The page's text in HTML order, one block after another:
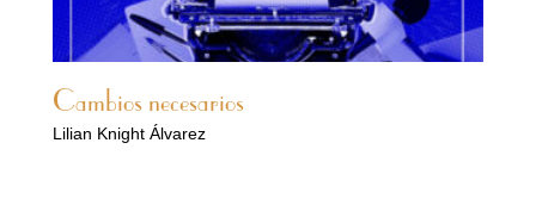
Cambios necesarios
Lilian Knight Álvarez